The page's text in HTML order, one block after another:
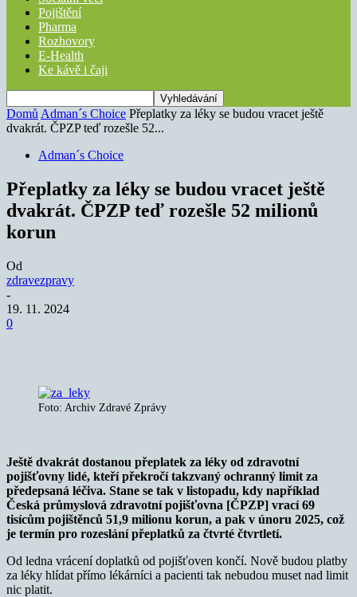
Pojištění
Pharma
Rozhovory
E-Health
Ke kávě i čaji
Domů Adman´s Choice Přeplatky za léky se budou vracet ještě
dvakrát. ČPZP teď rozešle 52...
Adman´s Choice
Přeplatky za léky se budou vracet ještě
dvakrát. ČPZP teď rozešle 52 milionů
korun
Od
zdravezpravy
-
19. 11. 2024
0
Foto: Archiv Zdravé Zprávy
Ještě dvakrát dostanou přeplatek za léky od zdravotní
pojišťovny lidé, kteří překročí takzvaný ochranný limit za
předepsaná léčiva. Stane se tak v listopadu, kdy například
Česká průmyslová zdravotní pojišťovna [ČPZP] vrací 69
tisícům pojištěnců 51,9 milionu korun, a pak v únoru 2025, což
je termín pro rozeslání přeplatků za čtvrté čtvrtletí.
Od ledna vrácení doplatků od pojišťoven končí. Nově budou platby
za léky hlídat přímo lékárníci a pacienti tak nebudou muset nad limit
nic platit.